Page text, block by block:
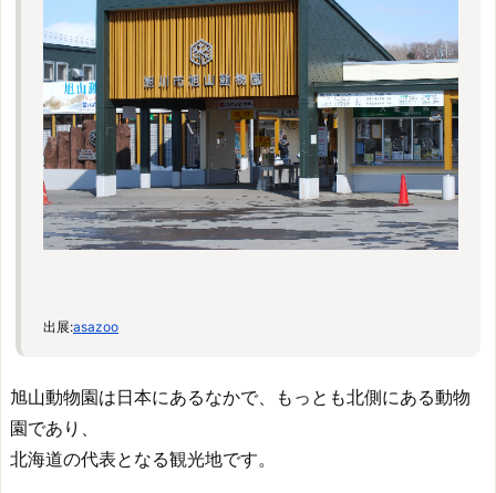
出展:asazoo
旭山動物園は日本にあるなかで、もっとも北側にある動物
園であり、
北海道の代表となる観光地です。